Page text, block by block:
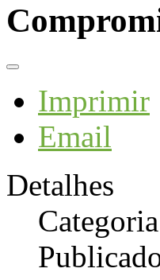
Imprimir
Email
Detalhes